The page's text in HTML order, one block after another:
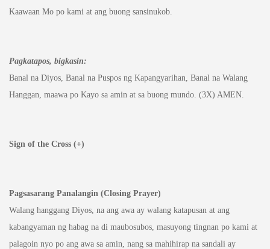
Kaawaan Mo po kami at ang buong sansinukob.
Pagkatapos, bigkasin:
Banal na Diyos, Banal na Puspos ng Kapangyarihan, Banal na Walang
Hanggan, maawa po Kayo sa amin at sa buong mundo. (3X) AMEN.
Sign of the Cross (+)
Pagsasarang Panalangin (Closing Prayer)
Walang hanggang Diyos, na ang awa ay walang katapusan at ang
kabangyaman ng habag na di maubosubos, masuyong tingnan po kami at
palagoin nyo po ang awa sa amin, nang sa mahihirap na sandali ay